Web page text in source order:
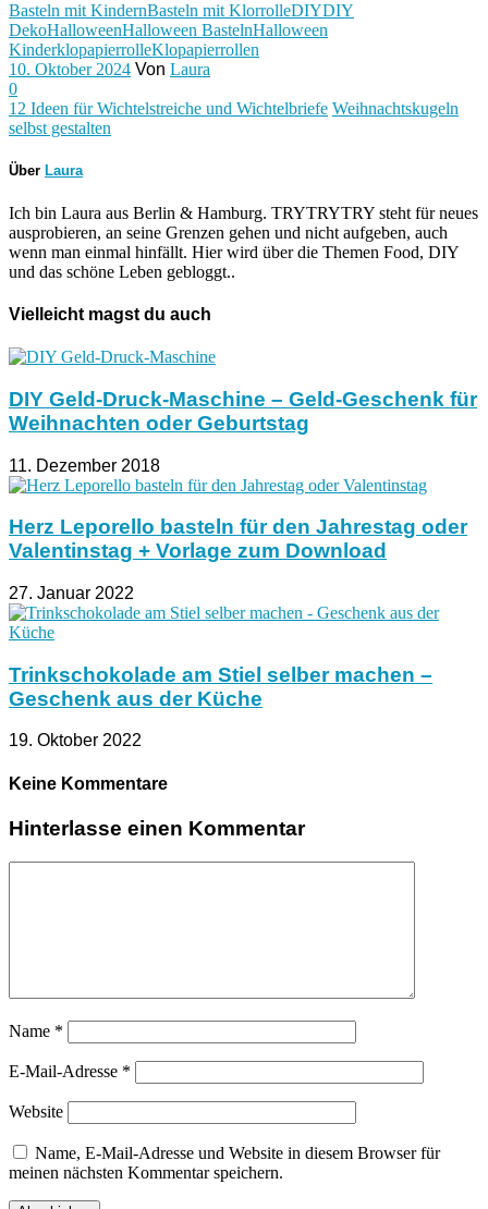
Basteln mit KindernBasteln mit KlorrolleDIYDIY
DekoHalloweenHalloween BastelnHalloween
KinderklopapierrolleKlopapierrollen
10. Oktober 2024 Von Laura
0
12 Ideen für Wichtelstreiche und Wichtelbriefe Weihnachtskugeln
selbst gestalten
Über Laura
Ich bin Laura aus Berlin & Hamburg. TRYTRYTRY steht für neues
ausprobieren, an seine Grenzen gehen und nicht aufgeben, auch
wenn man einmal hinfällt. Hier wird über die Themen Food, DIY
und das schöne Leben gebloggt..
Vielleicht magst du auch
DIY Geld-Druck-Maschine – Geld-Geschenk für
Weihnachten oder Geburtstag
11. Dezember 2018
Herz Leporello basteln für den Jahrestag oder
Valentinstag + Vorlage zum Download
27. Januar 2022
Trinkschokolade am Stiel selber machen –
Geschenk aus der Küche
19. Oktober 2022
Keine Kommentare
Hinterlasse einen Kommentar
Name *
E-Mail-Adresse *
Website
Name, E-Mail-Adresse und Website in diesem Browser für
meinen nächsten Kommentar speichern.